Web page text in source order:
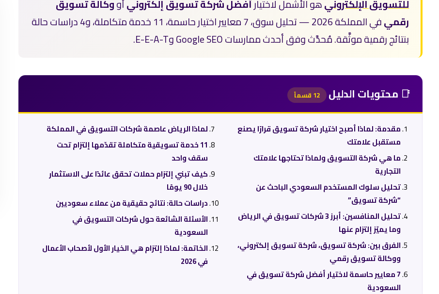
للتسويق الإلكترونيهو الأشمل لاختيارأفضل شركة تسويق إلكترونيأووكالة تسويق
رقمي
في المملكة 2026 — تحليل سوق، 7 معايير اختيار حاسمة، 11 خدمة متكاملة، و4 دراسات حالة
بنتائج رقمية موثَّقة. مُحدَّث وفق أحدث ممارسات Google SEO وE-E-A-T.
📑 محتويات الدليل 12 قسماً
مقدمة: لماذا أصبح اختيار شركة تسويق قرارًا يصنع
مستقبل علامتك
ما هي شركة التسويق ولماذا تحتاجها علامتك
التجارية
تحليل سلوك المستخدم السعودي الباحث عن
“شركة تسويق”
تحليل المنافسين: أبرز 3 شركات تسويق في الرياض
وما يميّز إلتزام عنها
الفرق بين: شركة تسويق، شركة تسويق إلكتروني،
ووكالة تسويق رقمي
7 معايير حاسمة لاختيار أفضل شركة تسويق في
السعودية
لماذا الرياض عاصمة شركات التسويق في المملكة
11 خدمة تسويقية متكاملة تقدّمها إلتزام تحت
سقف واحد
كيف تبني إلتزام حملات تحقق عائدًا على الاستثمار
خلال 90 يومًا
دراسات حالة: نتائج حقيقية من عملاء سعوديين
الأسئلة الشائعة حول شركات التسويق في
السعودية
الخاتمة: لماذا إلتزام هي الخيار الأول لأصحاب الأعمال
في 2026